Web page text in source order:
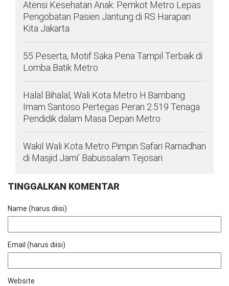
Atensi Kesehatan Anak: Pemkot Metro Lepas
Pengobatan Pasien Jantung di RS Harapan
Kita Jakarta
55 Peserta, Motif Saka Pena Tampil Terbaik di
Lomba Batik Metro
Halal Bihalal, Wali Kota Metro H.Bambang
Imam Santoso Pertegas Peran 2.519 Tenaga
Pendidik dalam Masa Depan Metro
Wakil Wali Kota Metro Pimpin Safari Ramadhan
di Masjid Jami’ Babussalam Tejosari
TINGGALKAN KOMENTAR
Name (harus diisi)
Email (harus diisi)
Website